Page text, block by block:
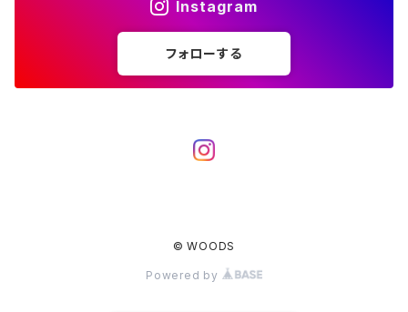
カトラリー
Instagram
フォローする
© WOODS
Powered by